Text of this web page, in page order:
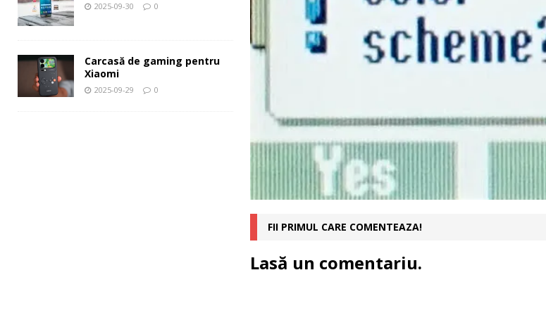
FII PRIMUL CARE COMENTEAZA!
Lasă un comentariu.
2025-09-30 0
Carcasă de gaming pentru
Xiaomi
2025-09-29 0